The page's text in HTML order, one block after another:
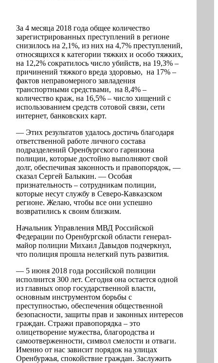
За 4 месяца 2018 года общее количество
зарегистрированных преступлений в регионе
снизилось на 2,1%, из них на 4,7% преступлений,
относящихся к категории тяжких и особо тяжких,
на 12,2% сократилось число убийств, на 19,3% –
причинений тяжкого вреда здоровью, на 17% –
фактов неправомерного завладения
транспортными средствами, на 8,4% –
количество краж, на 16,5% – число хищений с
использованием средств сотовой связи, сети
интернет, банковских карт.
— Этих результатов удалось достичь благодаря
ответственной работе личного состава
подразделений Оренбургского гарнизона
полиции, которые достойно выполняют свой
долг, обеспечивая законность и правопорядок, —
сказал Сергей Балыкин. — Особая
признательность – сотрудникам полиции,
которые несут службу в Северо-Кавказском
регионе. Желаю, чтобы все они успешно
возвратились к своим близким.
Начальник Управления МВД Российской
Федерации по Оренбургской области генерал-
майор полиции Михаил Давыдов подчеркнул,
что полиция прошла нелегкий путь развития.
— 5 июня 2018 года российской полиции
исполнится 300 лет. Сегодня она остается одной
из главных опор государственной власти,
основным инструментом борьбы с
преступностью, обеспечения общественной
безопасности, защиты прав и законных интересов
граждан. Стражи правопорядка – это
олицетворение мужества, благородства и
самоотверженности, символ смелости и отваги.
Именно от нас зависит порядок на улицах
Оренбуржья, спокойствие граждан. Заслужить